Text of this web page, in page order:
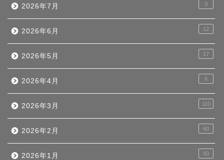
2026年7月 3
2026年6月 12
2026年5月 17
2026年4月 6
2026年3月 110
2026年2月 60
2026年1月 50